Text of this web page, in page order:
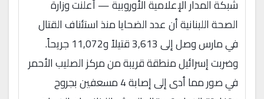
شبكة المدار الإعلامية الأوروبية — أعلنت وزارة
الصحة اللبنانية أن عدد الضحايا منذ استئناف القتال
في مارس وصل إلى 3,613 قتيلاً و11,072 جريحاً.
وضربت إسرائيل منطقة قريبة من مركز الصليب الأحمر
في صور مما أدى إلى إصابة 4 مسعفين بجروح